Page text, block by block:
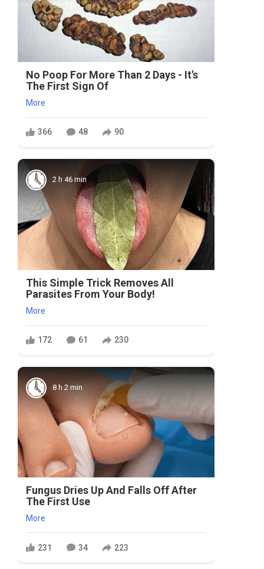
No Poop For More Than 2 Days - It's
The First Sign Of
More
366 48 90
2 h 46 min
This Simple Trick Removes All
Parasites From Your Body!
More
172 61 230
8 h 2 min
Fungus Dries Up And Falls Off After
The First Use
More
231 34 223